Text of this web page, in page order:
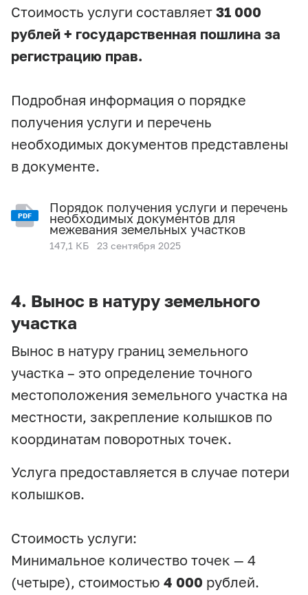
Стоимость услуги составляет 31 000
рублей + государственная пошлина за
регистрацию прав.
Подробная информация о порядке
получения услуги и перечень
необходимых документов представлены
в документе.
PDF
Порядок получения услуги и перечень
необходимых документов для
межевания земельных участков
147,1 КБ 23 сентября 2025
4. Вынос в натуру земельного
участка
Вынос в натуру границ земельного
участка – это определение точного
местоположения земельного участка на
местности, закрепление колышков по
координатам поворотных точек.
Услуга предоставляется в случае потери
колышков.
Стоимость услуги:
Минимальное количество точек — 4
(четыре), стоимостью 4 000 рублей.